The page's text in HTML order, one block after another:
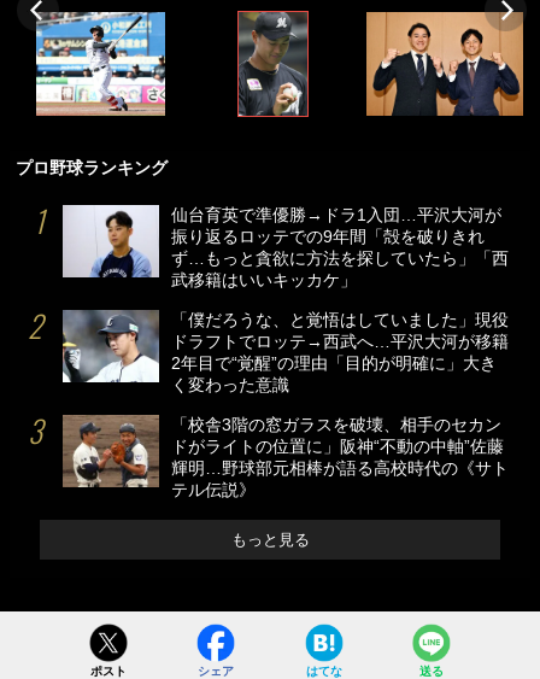
プロ野球ランキング
仙台育英で準優勝→ドラ1入団…平沢大河が
振り返るロッテでの9年間「殻を破りきれ
ず…もっと貪欲に方法を探していたら」「西
武移籍はいいキッカケ」
「僕だろうな、と覚悟はしていました」現役
ドラフトでロッテ→西武へ…平沢大河が移籍
2年目で“覚醒”の理由「目的が明確に」大き
く変わった意識
「校舎3階の窓ガラスを破壊、相手のセカン
ドがライトの位置に」阪神“不動の中軸”佐藤
輝明…野球部元相棒が語る高校時代の《サト
テル伝説》
もっと見る
ポスト シェア はてな 送る